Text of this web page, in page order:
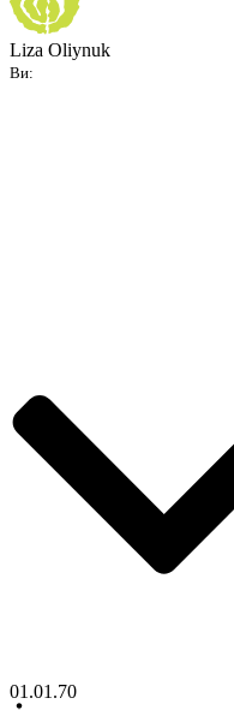
Liza Oliynuk
Ви:
01.01.70